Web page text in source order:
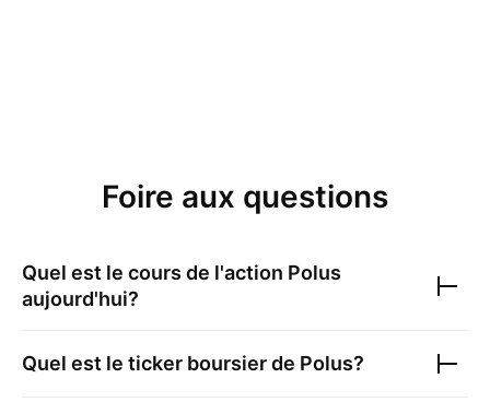
Foire aux questions
Quel est le cours de l'action Polus
aujourd'hui?
Quel est le ticker boursier de Polus?